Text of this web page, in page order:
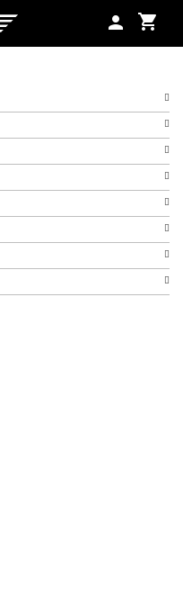
shopping_cart
person